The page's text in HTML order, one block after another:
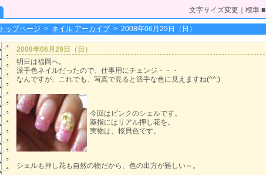
文字サイズ変更｜標準 ■
トップページ > ネイル アーカイブ > 2008年06月29日（日）
2008年06月29日（日）
明日は福岡へ。
派手色ネイルだったので、仕事用にチェンジ・・・
なんですが、これでも、写真で見ると派手な色に見えますね(^^;)
今回はピンクのシェルです。
薬指にはリアル押し花を。
実物は、桜貝色です。
シェルも押し花も自然の物だから、色の出方が難しい～。